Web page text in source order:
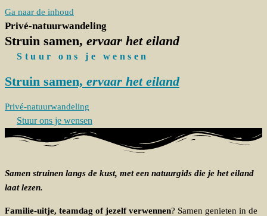
Ga naar de inhoud
Privé-natuurwandeling
Struin samen, ervaar het eiland
Stuur ons je wensen
Struin samen, ervaar het eiland​
Privé-natuurwandeling
Stuur ons je wensen
Samen struinen langs de kust, met een natuurgids die je het eiland
laat lezen.
Familie-uitje, teamdag of jezelf verwennen? Samen genieten in de